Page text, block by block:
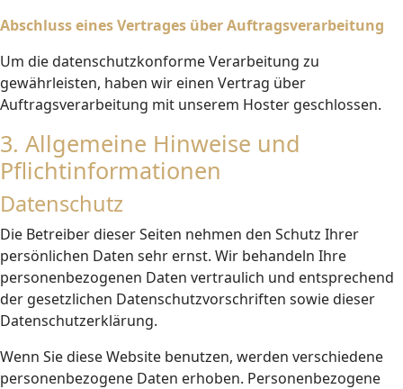
Abschluss eines Vertrages über Auftragsverarbeitung
Um die datenschutzkonforme Verarbeitung zu
gewährleisten, haben wir einen Vertrag über
Auftragsverarbeitung mit unserem Hoster geschlossen.
3. Allgemeine Hinweise und
Pflichtinformationen
Datenschutz
Die Betreiber dieser Seiten nehmen den Schutz Ihrer
persönlichen Daten sehr ernst. Wir behandeln Ihre
personenbezogenen Daten vertraulich und entsprechend
der gesetzlichen Datenschutzvorschriften sowie dieser
Datenschutzerklärung.
Wenn Sie diese Website benutzen, werden verschiedene
personenbezogene Daten erhoben. Personenbezogene